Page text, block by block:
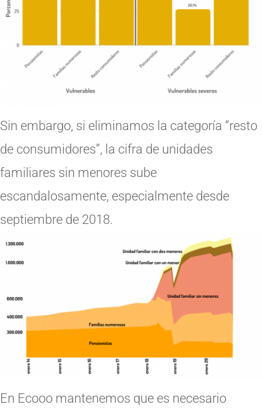
Sin embargo, si eliminamos la categoría “resto
de consumidores”, la cifra de unidades
familiares sin menores sube
escandalosamente, especialmente desde
septiembre de 2018.
En Ecooo mantenemos que es necesario